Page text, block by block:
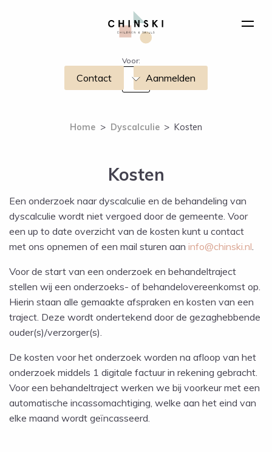
Voor:
Contact Aanmelden
Home > Dyscalculie > Kosten
Kosten
Een onderzoek naar dyscalculie en de behandeling van
dyscalculie wordt niet vergoed door de gemeente. Voor
een up to date overzicht van de kosten kunt u contact
met ons opnemen of een mail sturen aan info@chinski.nl
Voor de start van een onderzoek en behandeltraject
stellen wij een onderzoeks- of behandelovereenkomst op.
Hierin staan alle gemaakte afspraken en kosten van een
traject. Deze wordt ondertekend door de gezaghebbende
ouder(s)/verzorger(s).
De kosten voor het onderzoek worden na afloop van het
onderzoek middels 1 digitale factuur in rekening gebracht.
Voor een behandeltraject werken we bij voorkeur met een
automatische incassomachtiging, welke aan het eind van
elke maand wordt geïncasseerd.